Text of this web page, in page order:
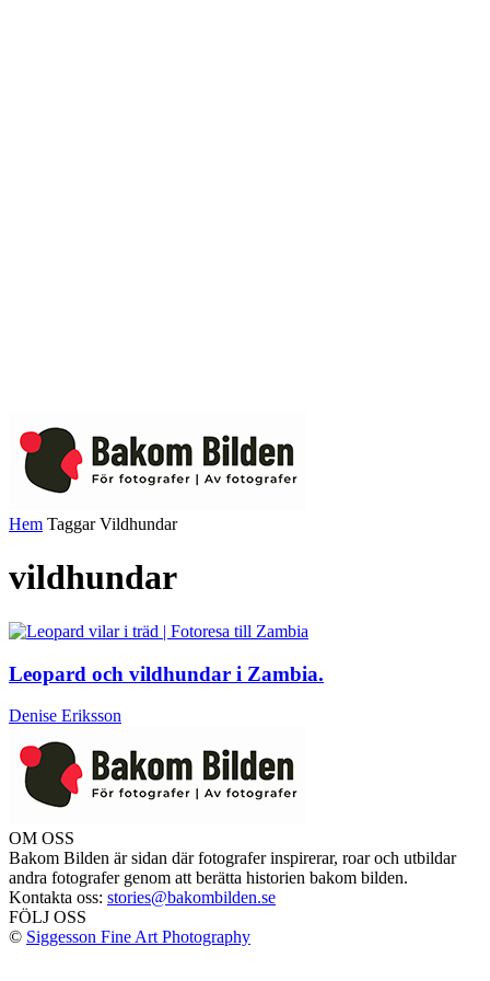
Hem Taggar Vildhundar
vildhundar
Leopard och vildhundar i Zambia.
Denise Eriksson
OM OSS
Bakom Bilden är sidan där fotografer inspirerar, roar och utbildar
andra fotografer genom att berätta historien bakom bilden.
Kontakta oss: stories@bakombilden.se
FÖLJ OSS
© Siggesson Fine Art Photography